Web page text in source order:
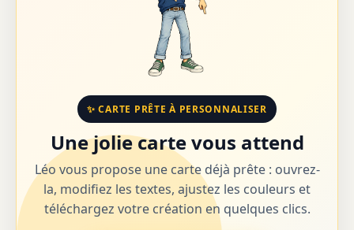
✨ CARTE PRÊTE À PERSONNALISER
Une jolie carte vous attend
Léo vous propose une carte déjà prête : ouvrez-
la, modifiez les textes, ajustez les couleurs et
téléchargez votre création en quelques clics.